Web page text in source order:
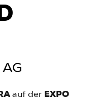
auf der EXPO